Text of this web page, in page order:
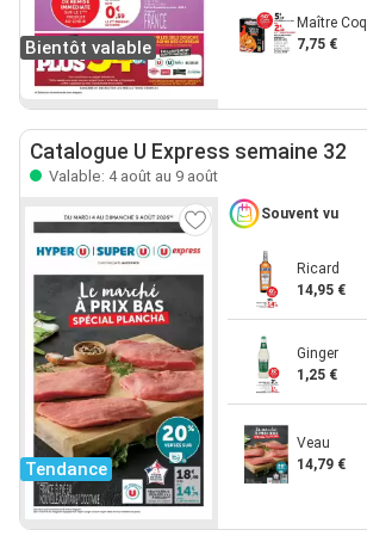
Bientôt valable
Maître Coq
7,75 €
Catalogue U Express semaine 32
Valable: 4 août au 9 août
Tendance
Souvent vu
Ricard
14,95 €
Ginger
1,25 €
Veau
14,79 €